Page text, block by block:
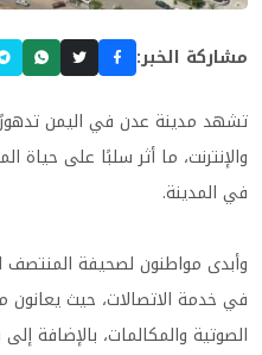
مشاركة الخبر:
تشهد مدينة عدن في اليمن
والإنترنت، ما أثر سلبًا على حياة
في المدينة.
وأبدى مواطنون لصحيفة المنتصف
في خدمة الاتصالات، حيث
الصوتية والمكالمات، بالإضافة